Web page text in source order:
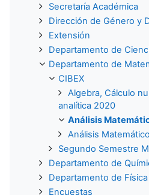
Secretaría Académica
Dirección de Género y
Extensión
Departamento de
Departamento de
CIBEX
Algebra, Cálculo
analítica 2020
Análisis
Análisis
Segundo Semestre
Departamento de
Departamento de
Encuestas